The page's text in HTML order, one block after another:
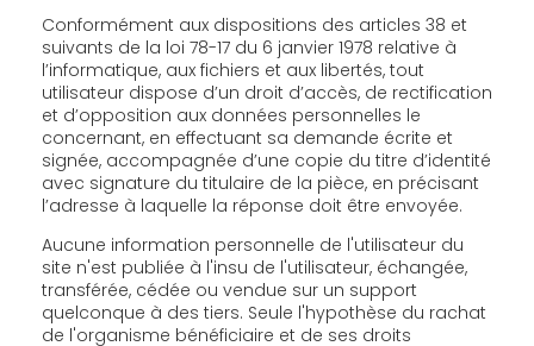
Conformément aux dispositions des articles 38 et
suivants de la loi 78-17 du 6 janvier 1978 relative à
l’informatique, aux fichiers et aux libertés, tout
utilisateur dispose d’un droit d’accès, de rectification
et d’opposition aux données personnelles le
concernant, en effectuant sa demande écrite et
signée, accompagnée d’une copie du titre d’identité
avec signature du titulaire de la pièce, en précisant
l’adresse à laquelle la réponse doit être envoyée.
Aucune information personnelle de l'utilisateur du
site n'est publiée à l'insu de l'utilisateur, échangée,
transférée, cédée ou vendue sur un support
quelconque à des tiers. Seule l'hypothèse du rachat
de l'organisme bénéficiaire et de ses droits